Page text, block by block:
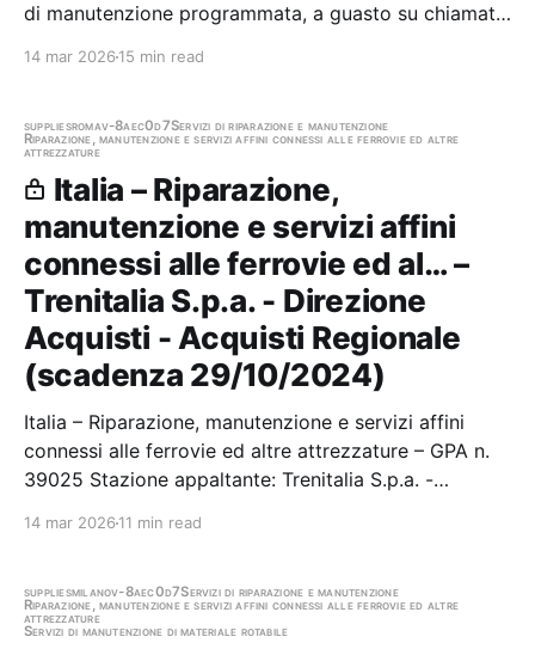
di manutenzione programmata, a guasto su chiamata,
14 mar 2026 15 min read
suppliesromav-8aec0d7Servizi di riparazione e manutenzione
Riparazione, manutenzione e servizi affini connessi alle ferrovie ed altre
attrezzature
Italia – Riparazione,
manutenzione e servizi affini
connessi alle ferrovie ed al… –
Trenitalia S.p.a. - Direzione
Acquisti - Acquisti Regionale
(scadenza 29/10/2024)
Italia – Riparazione, manutenzione e servizi affini
connessi alle ferrovie ed altre attrezzature – GPA n.
39025 Stazione appaltante: Trenitalia S.p.a. -
14 mar 2026 11 min read
suppliesmilanov-8aec0d7Servizi di riparazione e manutenzione
Riparazione, manutenzione e servizi affini connessi alle ferrovie ed altre
attrezzature
Servizi di manutenzione di materiale rotabile